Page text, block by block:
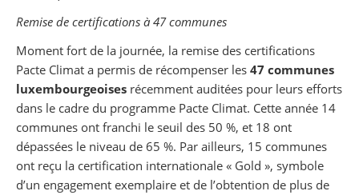
Remise de certifications à 47 communes
Moment fort de la journée, la remise des certifications
Pacte Climat a permis de récompenser les 47 communes
luxembourgeoises récemment auditées pour leurs efforts
dans le cadre du programme Pacte Climat. Cette année 14
communes ont franchi le seuil des 50 %, et 18 ont
dépassées le niveau de 65 %. Par ailleurs, 15 communes
ont reçu la certification internationale « Gold », symbole
d’un engagement exemplaire et de l’obtention de plus de